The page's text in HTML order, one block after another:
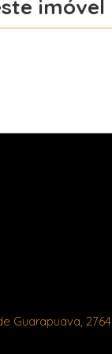
imóvel
Guarapuava, 2764